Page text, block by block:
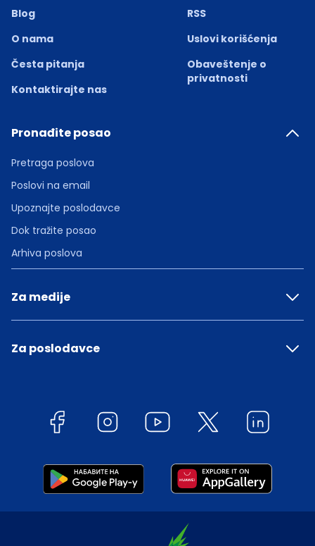
Blog
O nama
Česta pitanja
Kontaktirajte nas
RSS
Uslovi korišćenja
Obaveštenje o
privatnosti
Pronađite posao
Pretraga poslova
Poslovi na email
Upoznajte poslodavce
Dok tražite posao
Arhiva poslova
Za medije
Za poslodavce